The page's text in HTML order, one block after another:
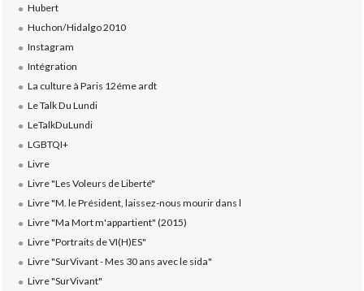
Hubert
Huchon/Hidalgo 2010
Instagram
Intégration
La culture à Paris 12éme ardt
Le Talk Du Lundi
LeTalkDuLundi
LGBTQI+
Livre
Livre "Les Voleurs de Liberté"
Livre "M. le Président, laissez-nous mourir dans l
Livre "Ma Mort m'appartient" (2015)
Livre "Portraits de VI(H)ES"
Livre "SurVivant - Mes 30 ans avec le sida"
Livre "SurVivant"